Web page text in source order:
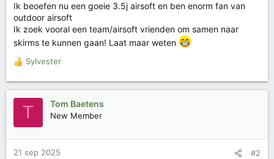
t
e
r
Ik beoefen nu een goeie 3.5j airsoft en ben enorm fan van
outdoor airsoft
Ik zoek vooral een team/airsoft vrienden om samen naar
skirms te kunnen gaan! Laat maar weten
W
r
i
n
Sylvester
T Tom Baetens
New Member
21 sep 2025 #2